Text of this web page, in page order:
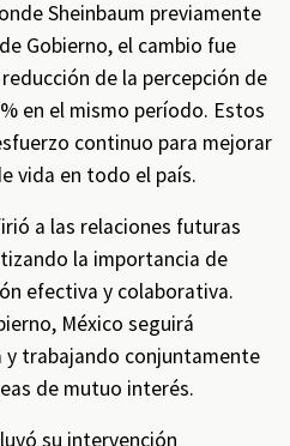
Sheinbaum previamente
Gobierno, el cambio fue
de la percepción de
en el mismo período. Estos
continuo para mejorar
vida en todo el país.
a las relaciones futuras
la importancia de
efectiva y colaborativa.
México seguirá
y trabajando conjuntamente
de mutuo interés.
su intervención